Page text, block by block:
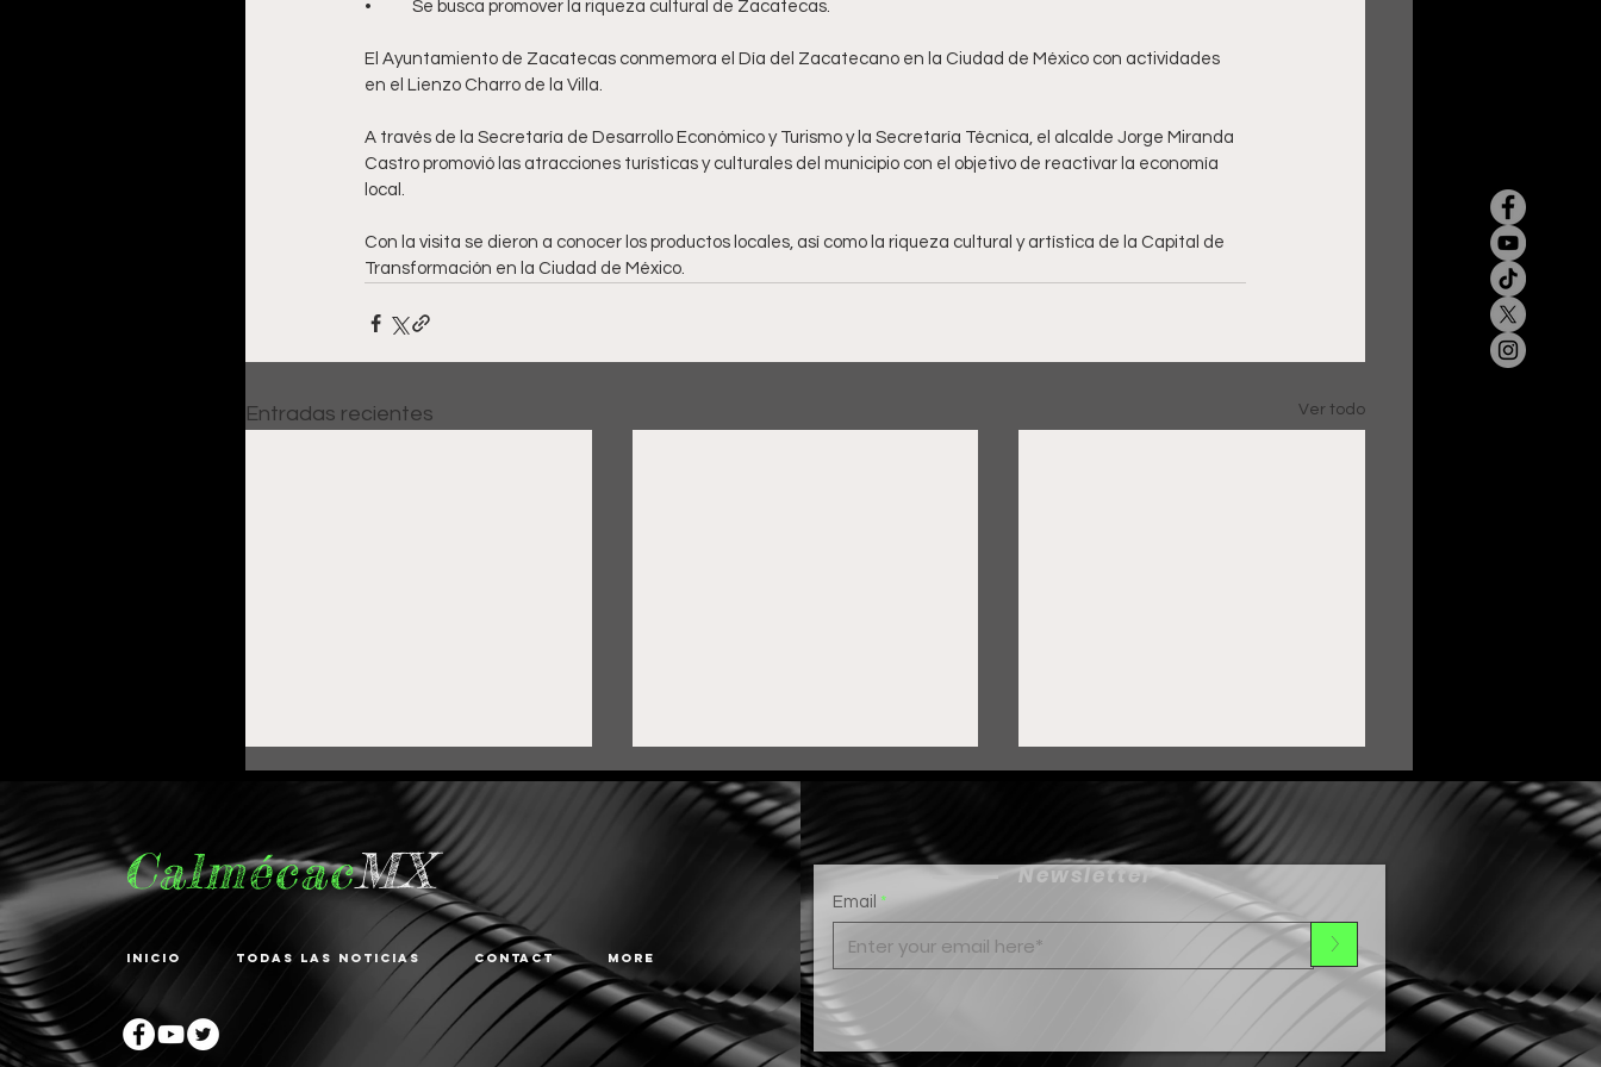
•	Se busca promover la riqueza cultural de Zacatecas.
El Ayuntamiento de Zacatecas conmemora el Día del Zacatecano en la Ciudad de México con actividades
en el Lienzo Charro de la Villa.
A través de la Secretaría de Desarrollo Económico y Turismo y la Secretaría Técnica, el alcalde Jorge Miranda
Castro promovió las atracciones turísticas y culturales del municipio con el objetivo de reactivar la economía
local.
Con la visita se dieron a conocer los productos locales, así como la riqueza cultural y artística de la Capital de
Transformación en la Ciudad de México.
Entradas recientes Ver todo
Fortalece Gobierno de
Pepe Saldívar la
educación en La
Gobierno de Pepe Saldívar
y grupo FEMSA generan
más de 3 mil empleos en
Fortalece Zacatecas lazos
Hermanamiento Cultural
CalmécacMX
Inicio Todas las noticias Contact More
Newsletter
Email
>